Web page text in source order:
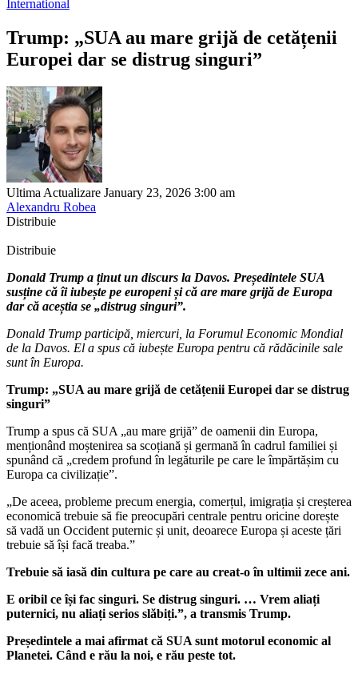
International
Trump: „SUA au mare grijă de cetățenii
Europei dar se distrug singuri”
Ultima Actualizare January 23, 2026 3:00 am
Alexandru Robea
Distribuie
Distribuie
Donald Trump a ținut un discurs la Davos. Președintele SUA
susține că îi iubește pe europeni și că are mare grijă de Europa
dar că aceștia se „distrug singuri”.
Donald Trump participă, miercuri, la Forumul Economic Mondial
de la Davos. El a spus că iubește Europa pentru că rădăcinile sale
sunt în Europa.
Trump: „SUA au mare grijă de cetățenii Europei dar se distrug
singuri”
Trump a spus că SUA „au mare grijă” de oamenii din Europa,
menționând moștenirea sa scoțiană și germană în cadrul familiei și
spunând că „credem profund în legăturile pe care le împărtășim cu
Europa ca civilizație”.
„De aceea, probleme precum energia, comerțul, imigrația și creșterea
economică trebuie să fie preocupări centrale pentru oricine dorește
să vadă un Occident puternic și unit, deoarece Europa și aceste țări
trebuie să își facă treaba.”
Trebuie să iasă din cultura pe care au creat-o în ultimii zece ani.
E oribil ce își fac singuri. Se distrug singuri. … Vrem aliați
puternici, nu aliați serios slăbiți.”, a transmis Trump.
Președintele a mai afirmat că SUA sunt motorul economic al
Planetei. Când e rău la noi, e rău peste tot.